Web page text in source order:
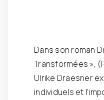
Dans son roman
Transformées »,
Ulrike Draesner
individuels et